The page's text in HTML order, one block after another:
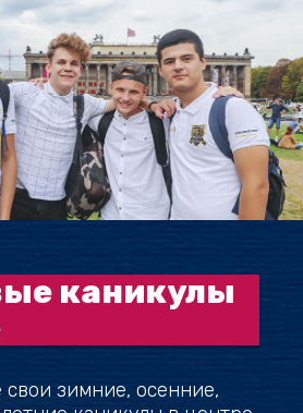
каникулы
зимние, осенние,